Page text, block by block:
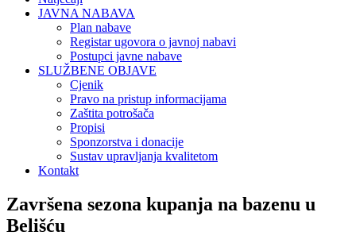
JAVNA NABAVA
Plan nabave
Registar ugovora o javnoj nabavi
Postupci javne nabave
SLUŽBENE OBJAVE
Cjenik
Pravo na pristup informacijama
Zaštita potrošača
Propisi
Sponzorstva i donacije
Sustav upravljanja kvalitetom
Kontakt
Završena sezona kupanja na bazenu u
Belišću